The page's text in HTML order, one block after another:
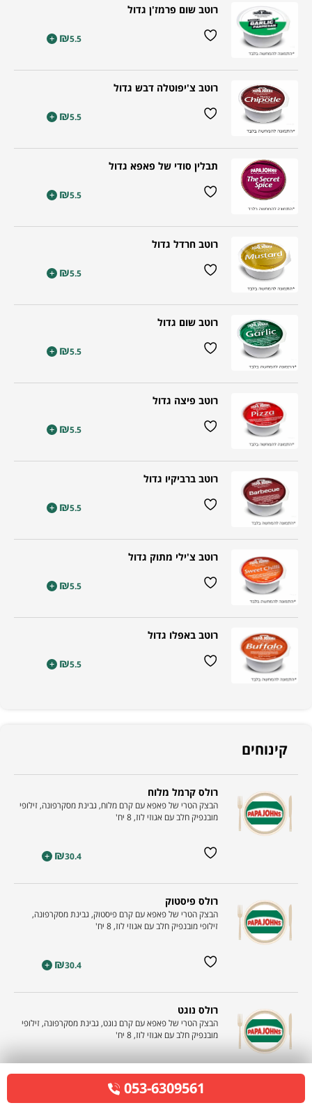
רוטב שום פרמז'ן גדול
₪5.5
+
רוטב צ'יפוטלה דבש גדול
₪5.5
+
תבלין סודי של פאפא גדול
₪5.5
+
רוטב חרדל גדול
₪5.5
+
רוטב שום גדול
₪5.5
+
רוטב פיצה גדול
₪5.5
+
רוטב ברביקיו גדול
₪5.5
+
רוטב צ'ילי מתוק גדול
₪5.5
+
רוטב באפלו גדול
₪5.5
+
קינוחים
רולס קרמל מלוח
הבצק הטרי של פאפא עם קרם מלוח, גבינת מסקרפונה, זילופי
מובנפיק חלב עם אגוזי לוז, 8 יח'
₪30.4
+
רולס פיסטוק
הבצק הטרי של פאפא עם קרם פיסטוק, גבינת מסקרפונה,
זילופי מובנפיק חלב עם אגוזי לוז, 8 יח'
₪30.4
+
רולס נוגט
הבצק הטרי של פאפא עם קרם נוגט, גבינת מסקרפונה, זילופי
מובנפיק חלב עם אגוזי לוז, 8 יח'
₪30.4
+
053-6309561